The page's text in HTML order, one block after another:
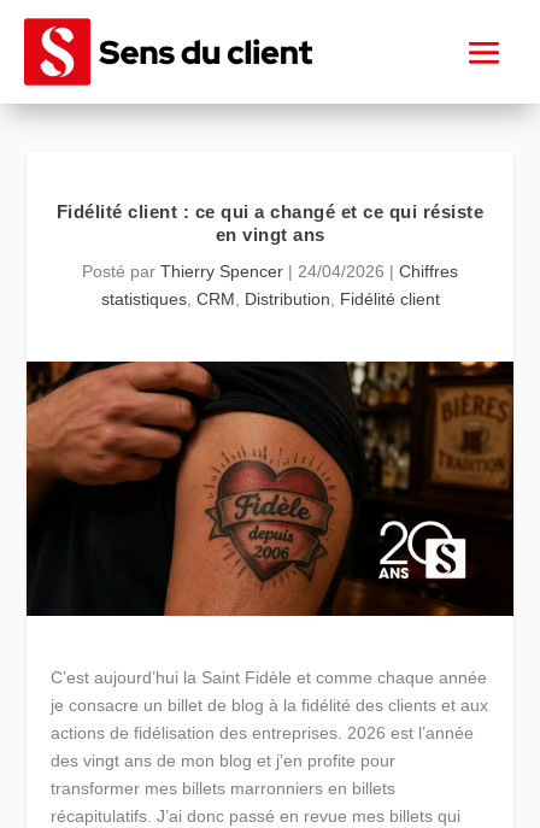
Fidélité client : ce qui a changé et ce qui résiste
en vingt ans
Posté par Thierry Spencer | 24/04/2026 | Chiffres
statistiques, CRM Distribution Fidélité client
C’est aujourd’hui la Saint Fidèle et comme chaque année
je consacre un billet de blog à la fidélité des clients et aux
actions de fidélisation des entreprises. 2026 est l’année
des vingt ans de mon blog et j’en profite pour
transformer mes billets marronniers en billets
récapitulatifs. J’ai donc passé en revue mes billets qui